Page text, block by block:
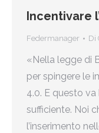
Incentivare
Federmanager Di
«Nella legge di
per spingere le
4.0. E questo
sufficiente. Noi
l’inserimento